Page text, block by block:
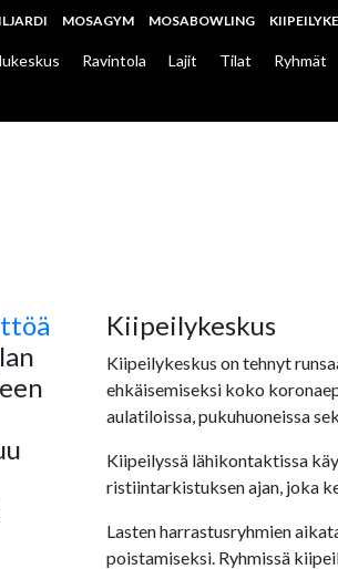
MOSAGYM MOSABOWLING
Ravintola Lajit Tilat Ryhmät
Kiipeilykeskus
Kiipeilykeskus on tehnyt
ehkäisemiseksi koko
aulatiloissa, pukuhuoneissa
Kiipeilyssä lähikontaktissa
ristiintarkistuksen ajan, joka
Lasten harrastusryhmien
poistamiseksi. Ryhmissä